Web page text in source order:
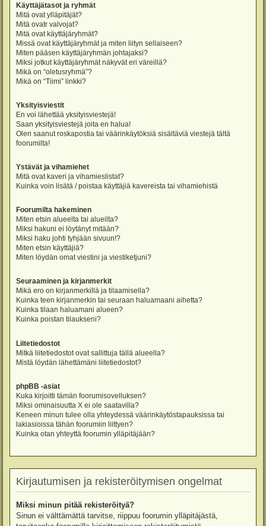
Käyttäjätasot ja ryhmät
Mitä ovat ylläpitäjät?
Mitä ovatr valvojat?
Mitä ovat käyttäjäryhmät?
Missä ovat käyttäjäryhmät ja miten liityn sellaiseen?
Miten pääsen käyttäjäryhmän johtajaksi?
Miksi jotkut käyttäjäryhmät näkyvät eri väreillä?
Mikä on “oletusryhmä”?
Mikä on “Tiimi” linkki?
Yksityisviestit
En voi lähettää yksityisviestejä!
Saan yksityisviestejä joita en halua!
Olen saanut roskapostia tai väärinkäytöksiä sisältäviä viestejä tältä
foorumilta!
Ystävät ja vihamiehet
Mitä ovat kaveri ja vihamieslistat?
Kuinka voin lisätä / poistaa käyttäjiä kavereista tai vihamiehistä
Foorumilta hakeminen
Miten etsin alueelta tai alueilta?
Miksi hakuni ei löytänyt mitään?
Miksi haku johti tyhjään sivuun!?
Miten etsin käyttäjiä?
Miten löydän omat viestini ja viestiketjuni?
Seuraaminen ja kirjanmerkit
Mikä ero on kirjanmerkillä ja tilaamisella?
Kuinka teen kirjanmerkin tai seuraan haluamaani aihetta?
Kuinka tilaan haluamani alueen?
Kuinka poistan tilaukseni?
Liitetiedostot
Mitkä liitetiedostot ovat sallittuja tällä alueella?
Mistä löydän lähettämäni liitetiedostot?
phpBB -asiat
Kuka kirjoitti tämän foorumisovelluksen?
Miksi ominaisuutta X ei ole saatavilla?
Keneen minun tulee olla yhteydessä väärinkäytöstapauksissa tai
lakiasioissa tähän foorumiin liittyen?
Kuinka otan yhteyttä foorumin ylläpitäjään?
Kirjautumisen ja rekisteröitymisen ongelmat
Miksi minun pitää rekisteröityä?
Sinun ei välttämättä tarvitse, riippuu foorumin ylläpitäjästä,